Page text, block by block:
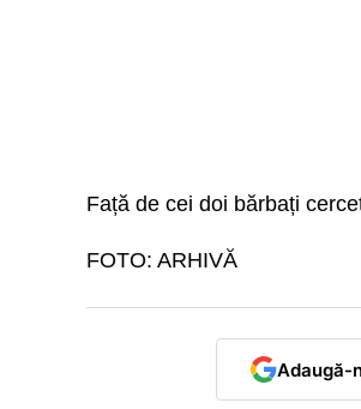
Față de cei doi bărbați
FOTO: ARHIVĂ
Adaugă-